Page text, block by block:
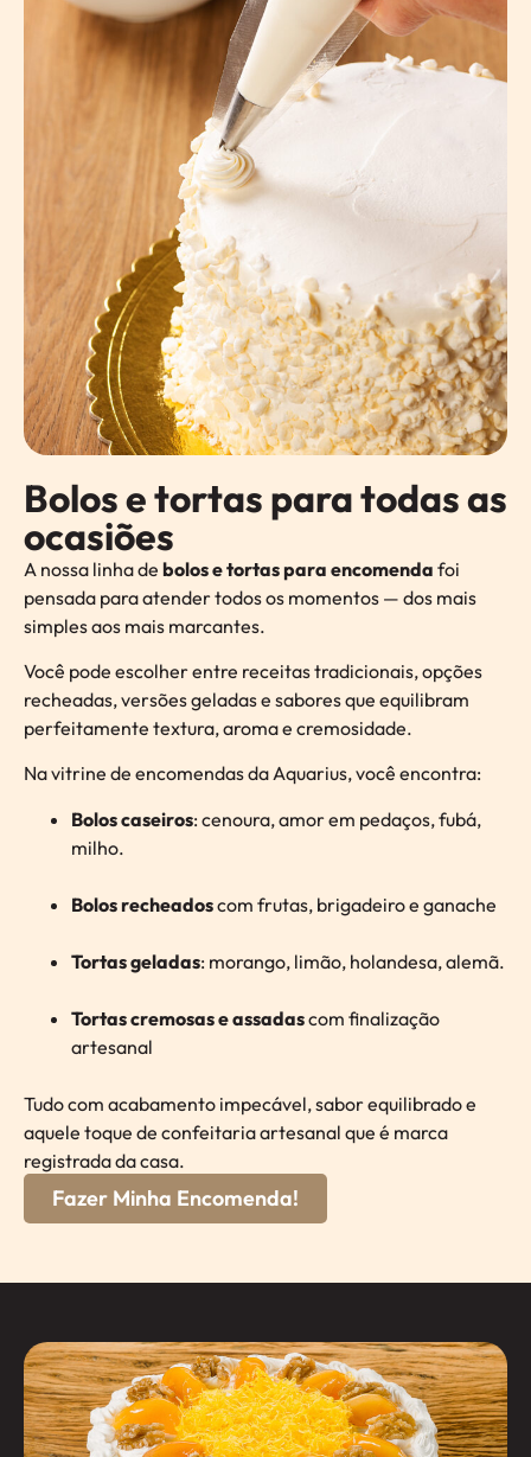
Bolos e tortas para todas as
ocasiões
A nossa linha de bolos e tortas para encomenda foi
pensada para atender todos os momentos — dos mais
simples aos mais marcantes.
Você pode escolher entre receitas tradicionais, opções
recheadas, versões geladas e sabores que equilibram
perfeitamente textura, aroma e cremosidade.
Na vitrine de encomendas da Aquarius, você encontra:
Bolos caseiros: cenoura, amor em pedaços, fubá,
milho.
Bolos recheadoscom frutas, brigadeiro e ganache
Tortas geladas: morango, limão, holandesa, alemã.
Tortas cremosas e assadascom finalização
artesanal
Tudo com acabamento impecável, sabor equilibrado e
aquele toque de confeitaria artesanal que é marca
registrada da casa.
Fazer Minha Encomenda!